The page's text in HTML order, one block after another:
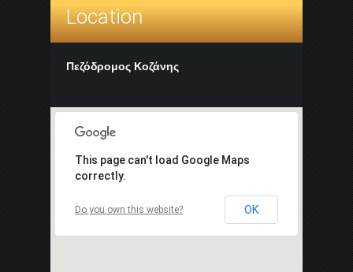
Location
Πεζόδρομος Κοζάνης
This page can't load Google Maps
correctly.
Do you own this website? OK